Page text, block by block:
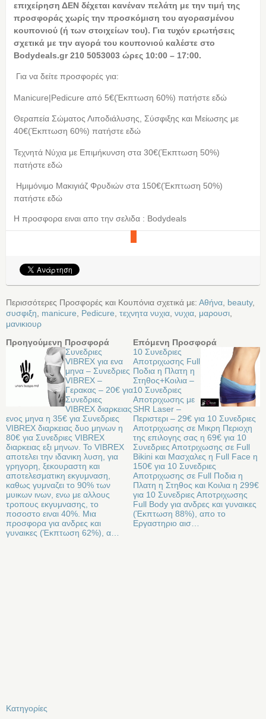
επιχείρηση ΔΕΝ δέχεται κανέναν πελάτη με την τιμή της
προσφοράς χωρίς την προσκόμιση του αγορασμένου
κουπονιού (ή των στοιχείων του). Για τυχόν ερωτήσεις
σχετικά με την αγορά του κουπονιού καλέστε στο
Bodydeals.gr 210 5053003 ώρες 10:00 – 17:00.
Για να δείτε προσφορές για:
Manicure|Pedicure από 5€(Έκπτωση 60%) πατήστε εδώ
Θεραπεία Σώματος Λιποδιάλυσης, Σύσφιξης και Μείωσης με
40€(Έκπτωση 60%) πατήστε εδώ
Τεχνητά Νύχια με Επιμήκυνση στα 30€(Έκπτωση 50%)
πατήστε εδώ
Ημιμόνιμο Μακιγιάζ Φρυδιών στα 150€(Έκπτωση 50%)
πατήστε εδώ
Η προσφορα ειναι απο την σελιδα : Bodydeals
Περισσότερες Προσφορές και Κουπόνια σχετικά με: Αθήνα beauty,
συσφιξη
manicure Pedicure τεχνητα νυχια νυχια μαρουσι
μανικιουρ
Προηγούμενη Προσφορά
Συνεδριες
VIBREX για ενα
μηνα – Συνεδριες
VIBREX –
Γερακας – 20€ για
Συνεδριες
VIBREX διαρκειας
ενος μηνα η 35€ για Συνεδριες
VIBREX διαρκειας δυο μηνων η
80€ για Συνεδριες VIBREX
διαρκειας εξι μηνων. Το VIBREX
αποτελει την ιδανικη λυση, για
γρηγορη, ξεκουραστη και
αποτελεσματικη εκγυμναση,
καθως γυμναζει το 90% των
μυικων ινων, ενω με αλλους
τροπους εκγυμνασης, το
ποσοστο ειναι 40%. Μια
προσφορα για ανδρες και
γυναικες (Έκπτωση 62%), α…
Επόμενη Προσφορά
10 Συνεδριες
Αποτριχωσης Full
Ποδια η Πλατη η
Στηθος+Κοιλια –
10 Συνεδριες
Αποτριχωσης με
SHR Laser –
Περιστερι – 29€ για 10 Συνεδριες
Αποτριχωσης σε Μικρη Περιοχη
της επιλογης σας η 69€ για 10
Συνεδριες Αποτριχωσης σε Full
Bikini και Μασχαλες η Full Face η
150€ για 10 Συνεδριες
Αποτριχωσης σε Full Ποδια η
Πλατη η Στηθος και Κοιλια η 299€
για 10 Συνεδριες Αποτριχωσης
Full Body για ανδρες και γυναικες
(Έκπτωση 88%), απο το
Εργαστηριο αισ…
Kατηγορίες